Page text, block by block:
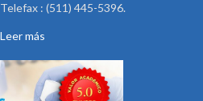
: (511) 445-5396.
Leer más